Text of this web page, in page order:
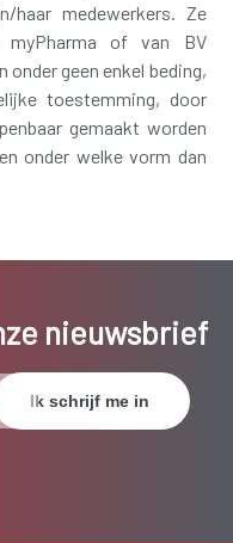
haar medewerkers. Ze
of van BV
onder geen enkel beding,
toestemming, door
gemaakt worden
onder welke vorm dan
nieuwsbrief